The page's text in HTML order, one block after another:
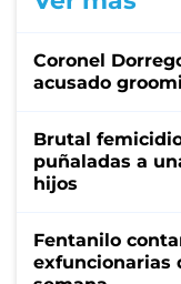
Coronel
acusado
Brutal
puñaladas a
hijos
Fentanilo
exfuncionarias